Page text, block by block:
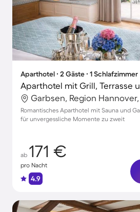
Aparthotel ∙ 2 Gäste ∙ 1 Schlafzimmer
Garbsen, Region
Romantisches Aparthotel mit Sauna und
für unvergessliche Momente zu zweit
ab 171 €
pro Nacht
4.9